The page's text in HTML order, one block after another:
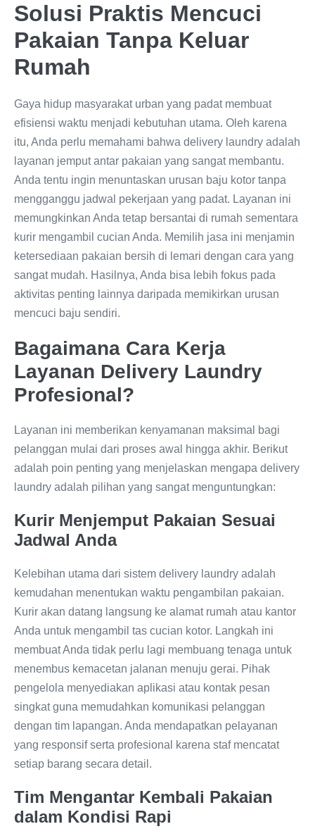
Solusi Praktis Mencuci
Pakaian Tanpa Keluar
Rumah
Gaya hidup masyarakat urban yang padat membuat
efisiensi waktu menjadi kebutuhan utama. Oleh karena
itu, Anda perlu memahami bahwa delivery laundry adalah
layanan jemput antar pakaian yang sangat membantu.
Anda tentu ingin menuntaskan urusan baju kotor tanpa
mengganggu jadwal pekerjaan yang padat. Layanan ini
memungkinkan Anda tetap bersantai di rumah sementara
kurir mengambil cucian Anda. Memilih jasa ini menjamin
ketersediaan pakaian bersih di lemari dengan cara yang
sangat mudah. Hasilnya, Anda bisa lebih fokus pada
aktivitas penting lainnya daripada memikirkan urusan
mencuci baju sendiri.
Bagaimana Cara Kerja
Layanan Delivery Laundry
Profesional?
Layanan ini memberikan kenyamanan maksimal bagi
pelanggan mulai dari proses awal hingga akhir. Berikut
adalah poin penting yang menjelaskan mengapa delivery
laundry adalah pilihan yang sangat menguntungkan:
Kurir Menjemput Pakaian Sesuai
Jadwal Anda
Kelebihan utama dari sistem delivery laundry adalah
kemudahan menentukan waktu pengambilan pakaian.
Kurir akan datang langsung ke alamat rumah atau kantor
Anda untuk mengambil tas cucian kotor. Langkah ini
membuat Anda tidak perlu lagi membuang tenaga untuk
menembus kemacetan jalanan menuju gerai. Pihak
pengelola menyediakan aplikasi atau kontak pesan
singkat guna memudahkan komunikasi pelanggan
dengan tim lapangan. Anda mendapatkan pelayanan
yang responsif serta profesional karena staf mencatat
setiap barang secara detail.
Tim Mengantar Kembali Pakaian
dalam Kondisi Rapi